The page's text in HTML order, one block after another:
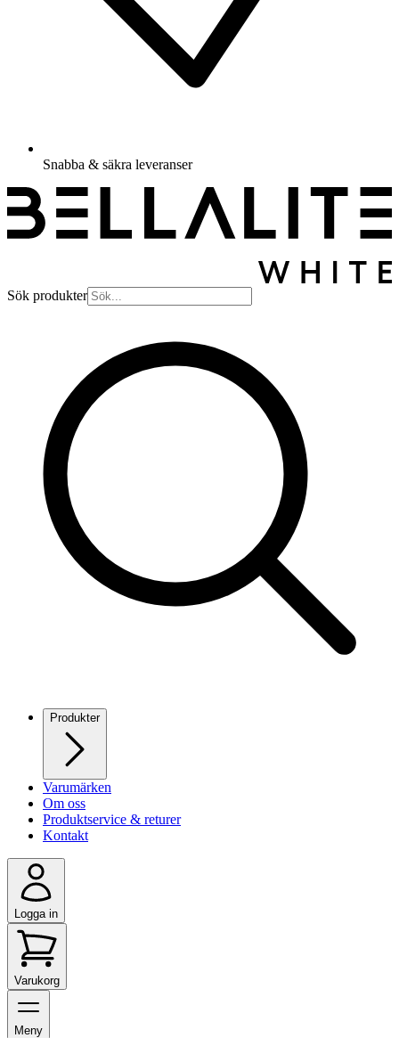
Snabba & säkra leveranser
Sök produkter
Produkter
Varumärken
Om oss
Produktservice & returer
Kontakt
Logga in
Varukorg
Meny